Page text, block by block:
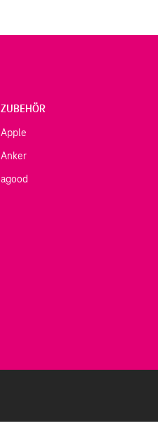
ZUBEHÖR
Apple
Anker
agood